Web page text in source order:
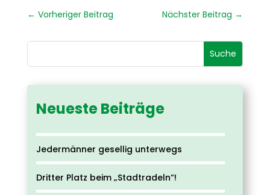
← Vorheriger Beitrag Nächster Beitrag →
Neueste Beiträge
Jedermänner gesellig unterwegs
Dritter Platz beim „Stadtradeln“!